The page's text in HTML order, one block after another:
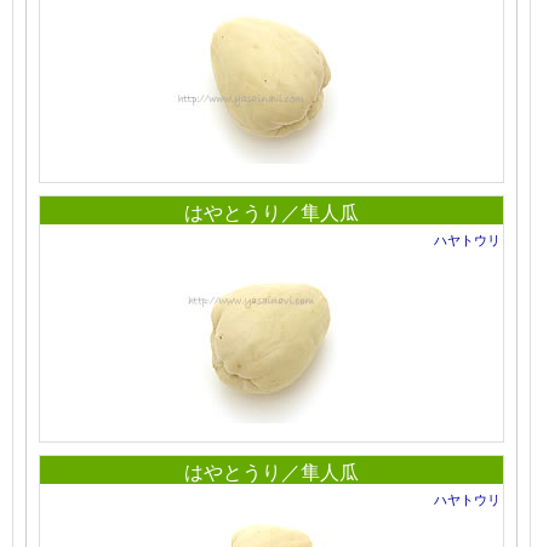
はやとうり／隼人瓜
ハヤトウリ
はやとうり／隼人瓜
ハヤトウリ